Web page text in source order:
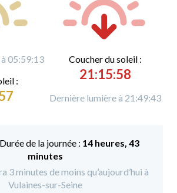
05:59:13
:
Coucher du soleil :
21:15:58
Dernière lumière à 21:49:43
Durée de la journée : 14 heures, 43
minutes
3 minutes de moins qu’aujourd’hui à
Vulaines-sur-Seine